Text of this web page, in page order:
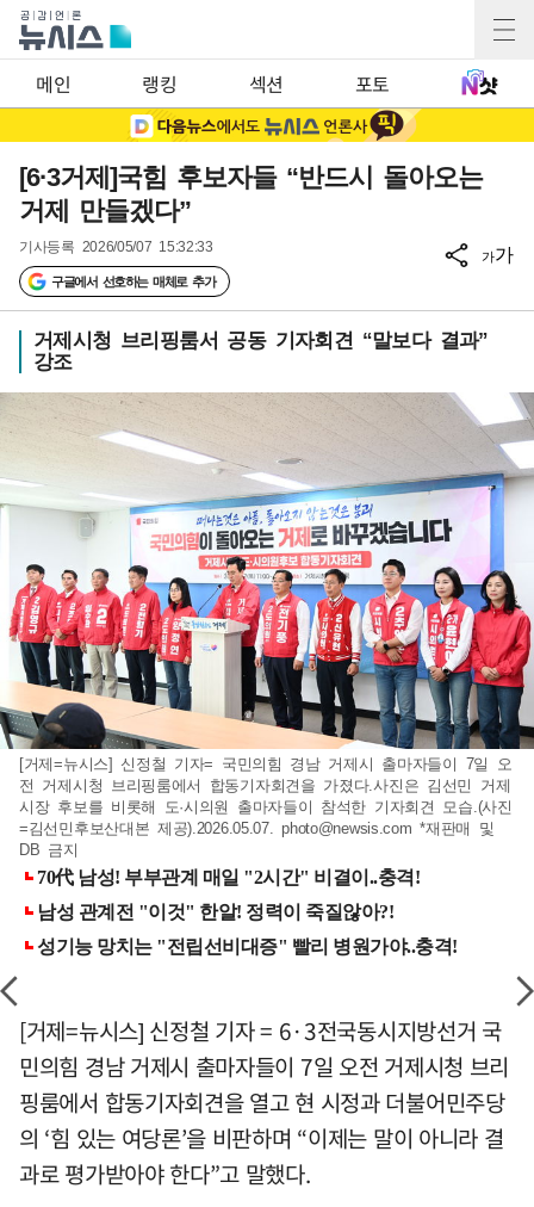
메인 랭킹 섹션 포토
[6·3거제]국힘 후보자들 “반드시 돌아오는
거제 만들겠다”
기사등록 2026/05/07 15:32:33
구글에서 선호하는 매체로 추가
가가
거제시청 브리핑룸서 공동 기자회견 “말보다 결과”
강조
[거제=뉴시스] 신정철 기자= 국민의힘 경남 거제시 출마자들이 7일 오
전 거제시청 브리핑룸에서 합동기자회견을 가졌다.사진은 김선민 거제
시장 후보를 비롯해 도·시의원 출마자들이 참석한 기자회견 모습.(사진
=김선민후보산대본 제공).2026.05.07.photo@newsis.com *재판매 및
DB 금지
[거제=뉴시스] 신정철 기자 = 6·3전국동시지방선거 국
민의힘 경남 거제시 출마자들이 7일 오전 거제시청 브리
핑룸에서 합동기자회견을 열고 현 시정과 더불어민주당
의 ‘힘 있는 여당론’을 비판하며 “이제는 말이 아니라 결
과로 평가받아야 한다”고 말했다.